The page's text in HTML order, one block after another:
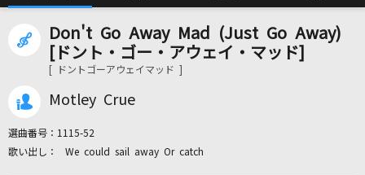
カラオケ検索
カラオケリクエスト
Don't Go Away Mad (Just Go Away)
[ドント・ゴー・アウェイ・マッド]
[ ドントゴーアウェイマッド ]
Motley Crue
選曲番号： 1115-52
We could sail away Or catch